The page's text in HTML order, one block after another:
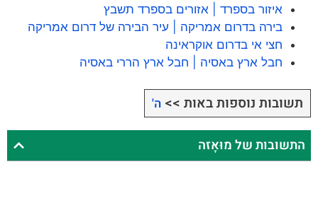
איזור בספרד | אזורים בספרד תשבץ
בירה בדרום אמריקה | עיר הבירה של דרום אמריקה
חצי אי בדרום אוקראינה
חבל ארץ באסיה | חבל ארץ הררי באסיה
תשובות נוספות באות >> ה'
התשובות של מוּאָזה